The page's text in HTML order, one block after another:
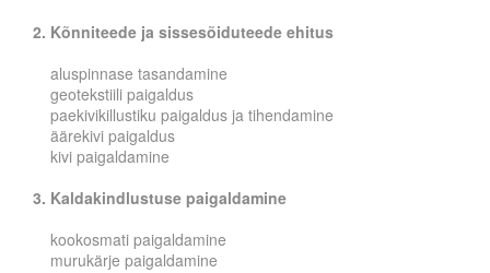
2. Kõnniteede ja sissesõiduteede ehitus
aluspinnase tasandamine
geotekstiili paigaldus
paekivikillustiku paigaldus ja tihendamine
äärekivi paigaldus
kivi paigaldamine
3. Kaldakindlustuse paigaldamine
kookosmati paigaldamine
murukärje paigaldamine